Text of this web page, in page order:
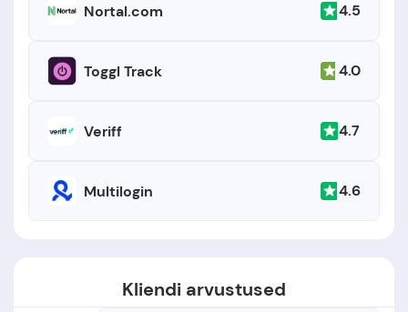
Nortal.com 4.5
Toggl Track 4.0
Veriff 4.7
Multilogin 4.6
Kliendi arvustused